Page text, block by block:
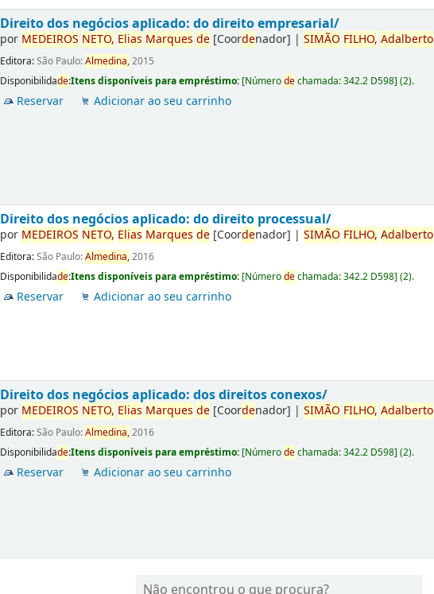
Direito dos negócios aplicado: do direito empresarial/
por MEDEIROS NETO, Elias Marques de [Coordenador] |SIMÃO FILHO, Adalberto
Editora:São Paulo:Almedina,2015
Disponibilidade:Itens disponíveis para empréstimo: [Númerodechamada:342.2 D598](2).
Reservar Adicionar ao seu carrinho
Direito dos negócios aplicado: do direito processual/
por MEDEIROS NETO, Elias Marques de [Coordenador] |SIMÃO FILHO, Adalberto
Editora:São Paulo:Almedina,2016
Disponibilidade:Itens disponíveis para empréstimo: [Númerodechamada:342.2 D598](2).
Reservar Adicionar ao seu carrinho
Direito dos negócios aplicado: dos direitos conexos/
por MEDEIROS NETO, Elias Marques de [Coordenador] |SIMÃO FILHO, Adalberto
Editora:São Paulo:Almedina,2016
Disponibilidade:Itens disponíveis para empréstimo: [Númerodechamada:342.2 D598](2).
Reservar Adicionar ao seu carrinho